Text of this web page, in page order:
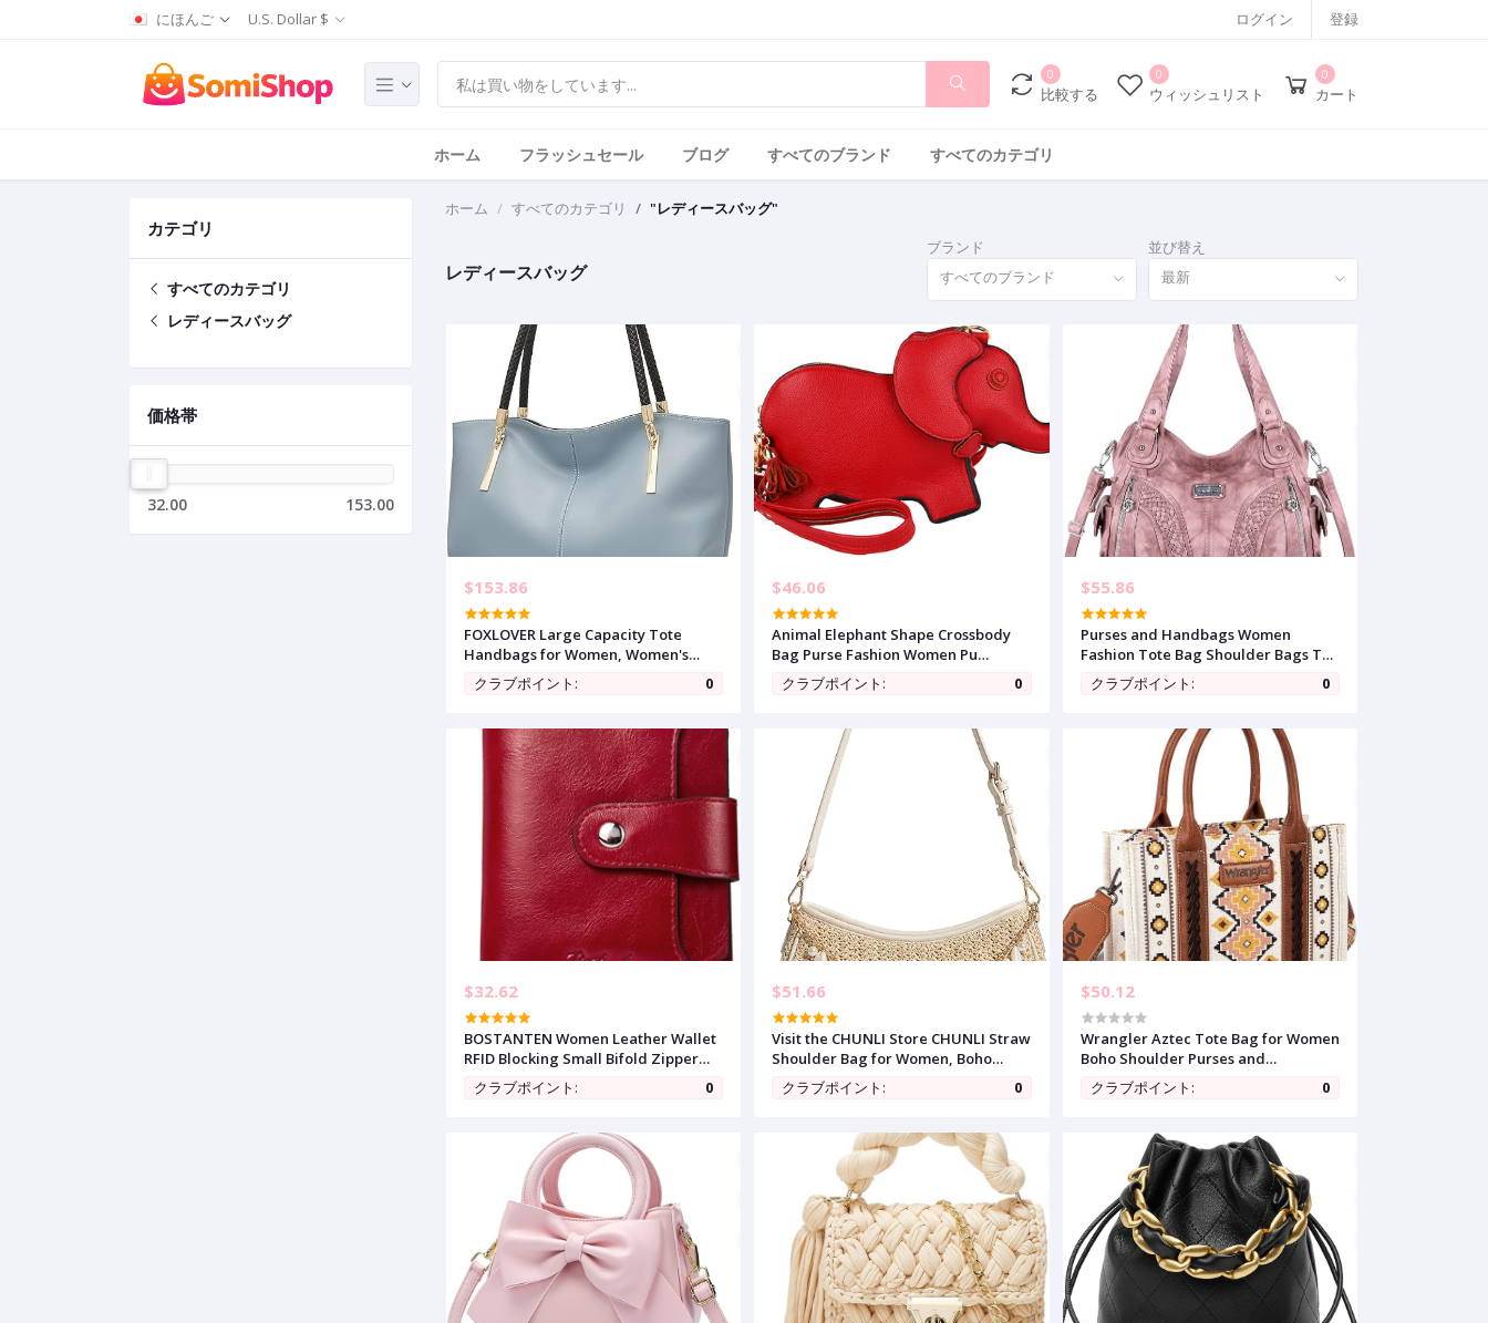
にほんご U.S. Dollar $ ログイン 登録
0
比較する
0
ウィッシュリスト
0
カート
ホーム フラッシュセール ブログ すべてのブランド すべてのカテゴリ
カテゴリ
すべてのカテゴリ
レディースバッグ
価格帯
32.00 153.00
ホーム すべてのカテゴリ "レディースバッグ"
レディースバッグ
ブランド
すべてのブランド
並び替え
最新
$153.86
FOXLOVER Large Capacity Tote
Handbags for Women, Women's
Top-handle Bags Fashion Shoulder
Bags Purses Minimalist design
クラブポイント: 0
$46.06
Animal Elephant Shape Crossbody
Bag Purse Fashion Women Pu
Leather Chic Shoulder Bag Clutch
for Girls
クラブポイント: 0
$55.86
Purses and Handbags Women
Fashion Tote Bag Shoulder Bags Top
Handle Satchel Purses Washed
Synthetic Leather Handbag
クラブポイント: 0
$32.62
BOSTANTEN Women Leather Wallet
RFID Blocking Small Bifold Zipper
Pocket Wallet Card Case Purse with
ID Window
クラブポイント: 0
$51.66
Visit the CHUNLI Store CHUNLI Straw
Shoulder Bag for Women, Boho
Woven Raffia Hobo Purse with
Charm Chain, Adjustable Strap
クラブポイント: 0
$50.12
Wrangler Aztec Tote Bag for Women
Boho Shoulder Purses and
Handbags
クラブポイント: 0